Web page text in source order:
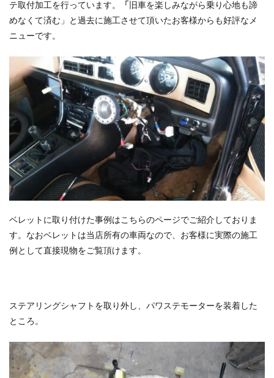
テ取付加工を行っています。
「
旧車を楽しみながら乗り心地も諦
めなくて済む」と過去に施工させて頂いたお客様からも好評なメ
ニューです。
ベレットに取り付けた事例はこちらのページでご紹介しておりま
す。なおベレットは当店所有の車両なので、お客様に実際の施工
例として直接現物をご覧頂けます。
ステアリングシャフトを取り外し、パワステモーターを装着した
ところ。